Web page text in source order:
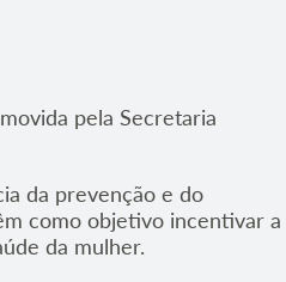
pela Secretaria
da prevenção e do
como objetivo incentivar a
da mulher.